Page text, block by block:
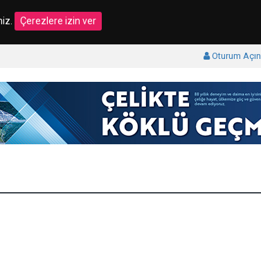
Çerezlere izin ver
Oturum Açın